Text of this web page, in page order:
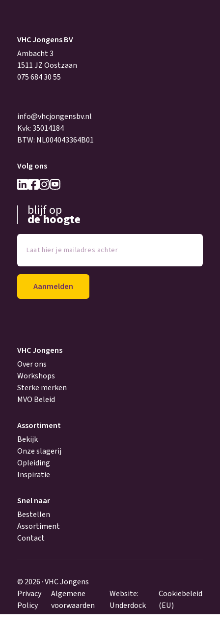
VHC Jongens BV
Ambacht 3
1511 JZ Oostzaan
075 684 30 55
info@vhcjongensbv.nl
Kvk: 35014184
BTW: NL004043364B01
Volg ons
blijf op
de hoogte
hier
je
achter
VHC Jongens
Over ons
Workshops
Sterke merken
MVO Beleid
Assortiment
Bekijk
Onze slagerij
Opleiding
Inspiratie
Snel naar
Bestellen
Assortiment
Contact
© 2026 · VHC Jongens
Privacy
Policy
Algemene
voorwaarden
Website:
Underdock
Cookiebeleid
(EU)